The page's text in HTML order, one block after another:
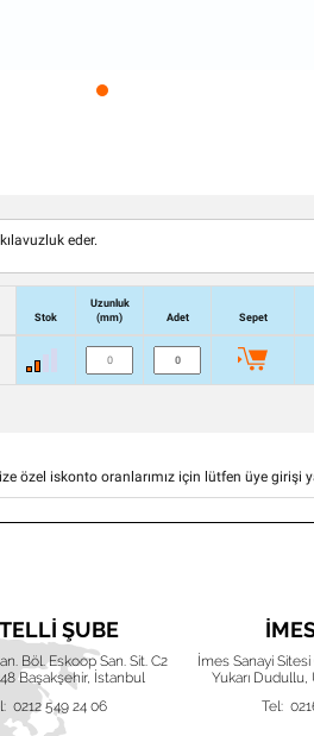
eder.
Stok
Uzunluk
(mm)
Adet Sepet
özel iskonto oranlarımız için lütfen üye girişi
ŞUBE
Böl. Eskoop San. Sit. C2
Başakşehir, İstanbul
0212 549 24 06
İmes Sanayi Sitesi
Yukarı
Tel: